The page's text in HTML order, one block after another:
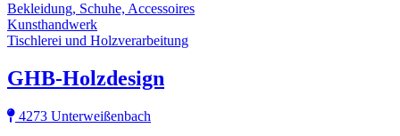
Bekleidung, Schuhe, Accessoires
Kunsthandwerk
Tischlerei und Holzverarbeitung
GHB-Holzdesign
4273 Unterweißenbach